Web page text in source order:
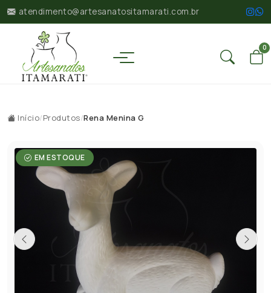
atendimento@artesanatositamarati.com.br
0
Início/Produtos/Rena Menina G
EM ESTOQUE